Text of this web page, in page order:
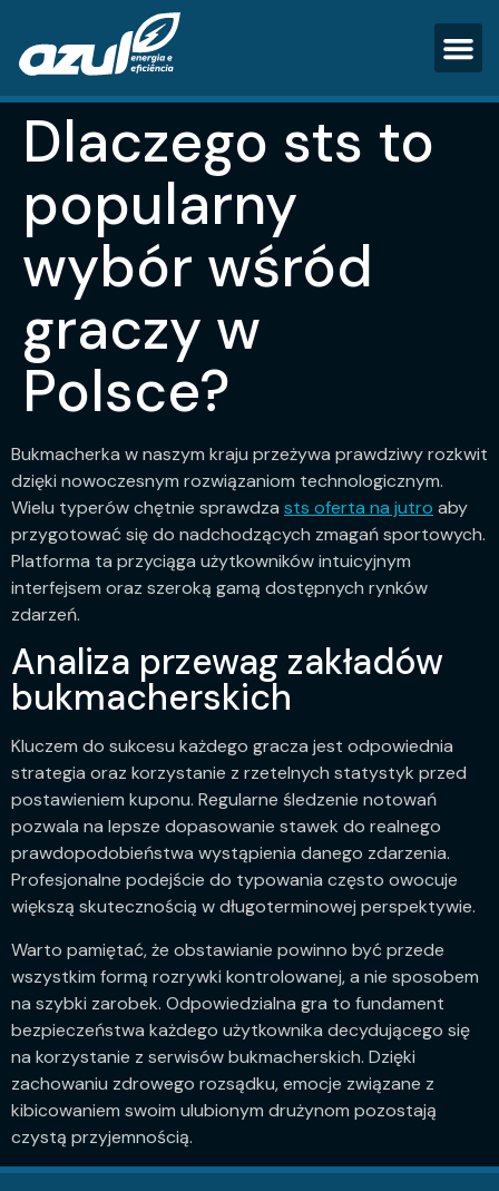
Dlaczego sts to
popularny
wybór wśród
graczy w
Polsce?
Bukmacherka w naszym kraju przeżywa prawdziwy rozkwit
dzięki nowoczesnym rozwiązaniom technologicznym.
Wielu typerów chętnie sprawdza sts oferta na jutro aby
przygotować się do nadchodzących zmagań sportowych.
Platforma ta przyciąga użytkowników intuicyjnym
interfejsem oraz szeroką gamą dostępnych rynków
zdarzeń.
Analiza przewag zakładów
bukmacherskich
Kluczem do sukcesu każdego gracza jest odpowiednia
strategia oraz korzystanie z rzetelnych statystyk przed
postawieniem kuponu. Regularne śledzenie notowań
pozwala na lepsze dopasowanie stawek do realnego
prawdopodobieństwa wystąpienia danego zdarzenia.
Profesjonalne podejście do typowania często owocuje
większą skutecznością w długoterminowej perspektywie.
Warto pamiętać, że obstawianie powinno być przede
wszystkim formą rozrywki kontrolowanej, a nie sposobem
na szybki zarobek. Odpowiedzialna gra to fundament
bezpieczeństwa każdego użytkownika decydującego się
na korzystanie z serwisów bukmacherskich. Dzięki
zachowaniu zdrowego rozsądku, emocje związane z
kibicowaniem swoim ulubionym drużynom pozostają
czystą przyjemnością.